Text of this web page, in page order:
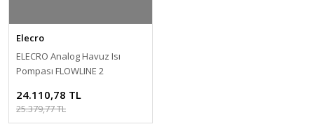
Elecro
ELECRO Analog Havuz Isı
Pompası FLOWLINE 2
ToptancıyızBiz
24.110,78 TL
25.379,77 TL